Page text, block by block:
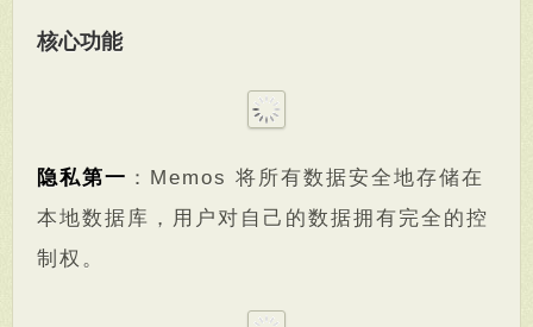
核心功能
隐私第一 ：Memos 将所有数据安全地存储在
本地数据库，用户对自己的数据拥有完全的控
制权。